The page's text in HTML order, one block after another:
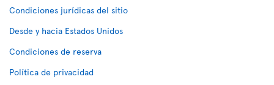
Condiciones jurídicas del sitio
Desde y hacia Estados Unidos
Condiciones de reserva
Política de privacidad